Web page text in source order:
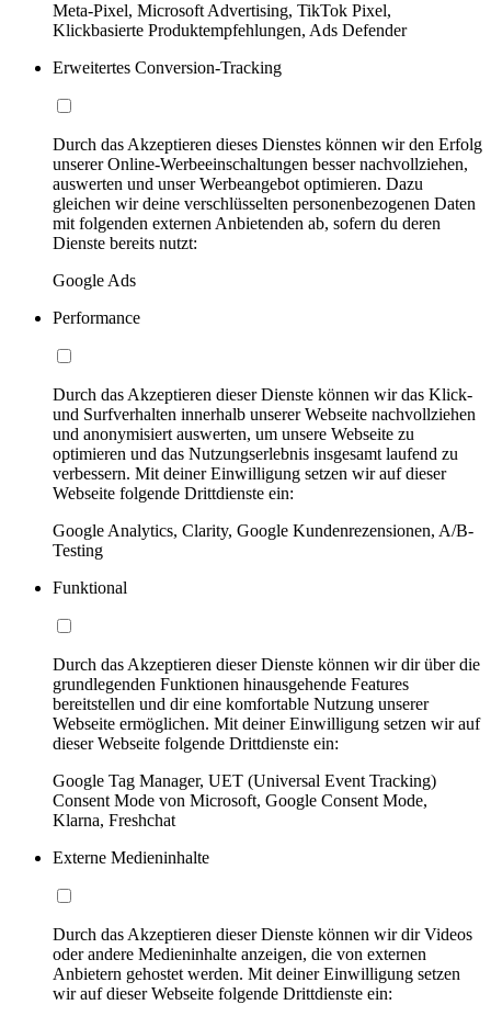
Meta-Pixel, Microsoft Advertising, TikTok Pixel,
Klickbasierte Produktempfehlungen, Ads Defender
Erweitertes Conversion-Tracking
Durch das Akzeptieren dieses Dienstes können wir den Erfolg
unserer Online-Werbeeinschaltungen besser nachvollziehen,
auswerten und unser Werbeangebot optimieren. Dazu
gleichen wir deine verschlüsselten personenbezogenen Daten
mit folgenden externen Anbietenden ab, sofern du deren
Dienste bereits nutzt:
Google Ads
Performance
Durch das Akzeptieren dieser Dienste können wir das Klick-
und Surfverhalten innerhalb unserer Webseite nachvollziehen
und anonymisiert auswerten, um unsere Webseite zu
optimieren und das Nutzungserlebnis insgesamt laufend zu
verbessern. Mit deiner Einwilligung setzen wir auf dieser
Webseite folgende Drittdienste ein:
Google Analytics, Clarity, Google Kundenrezensionen, A/B-
Testing
Funktional
Durch das Akzeptieren dieser Dienste können wir dir über die
grundlegenden Funktionen hinausgehende Features
bereitstellen und dir eine komfortable Nutzung unserer
Webseite ermöglichen. Mit deiner Einwilligung setzen wir auf
dieser Webseite folgende Drittdienste ein:
Google Tag Manager, UET (Universal Event Tracking)
Consent Mode von Microsoft, Google Consent Mode,
Klarna, Freshchat
Externe Medieninhalte
Durch das Akzeptieren dieser Dienste können wir dir Videos
oder andere Medieninhalte anzeigen, die von externen
Anbietern gehostet werden. Mit deiner Einwilligung setzen
wir auf dieser Webseite folgende Drittdienste ein: